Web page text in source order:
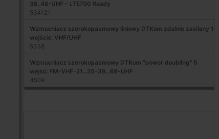
36..48-UHF - LTE700 Ready
534121
Wzmacniacz szerokopasmowy liniowy DTKom zdalnie zasilany 1
wejście: VHF/UHF
5338
Wzmacniacz szerokopasmowy DTKom "power doubling" 5
wejść: FM-VHF-21...35-39...69-UHF
4509